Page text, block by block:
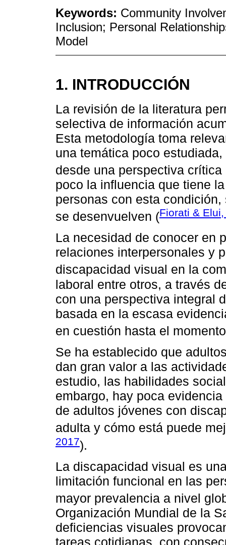
Keywords: Community
Inclusion; Personal
Model
1. INTRODUCCIÓN
La revisión de la literatura
selectiva de información
Esta metodología toma
una temática poco
desde una perspectiva crítica
poco la influencia que tiene
personas con esta
se desenvuelven (Fiorati &
La necesidad de conocer en
relaciones interpersonales y
discapacidad visual en la
laboral entre otros, a través
con una perspectiva integral
basada en la escasa
en cuestión hasta el
Se ha establecido que
dan gran valor a las
estudio, las habilidades
embargo, hay poca
de adultos jóvenes con
adulta y cómo está puede
2017).
La discapacidad visual es
limitación funcional en las
mayor prevalencia a nivel
Organización Mundial de la
deficiencias visuales
tareas cotidianas, con